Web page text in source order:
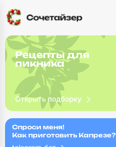
Рецепты для
пикника
Спроси меня!
Как приготовить Капрезе?